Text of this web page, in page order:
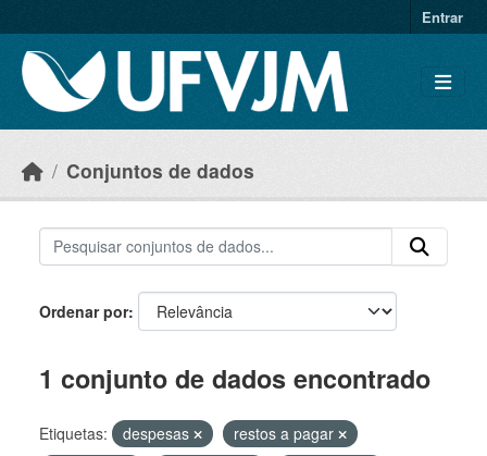
Entrar
Conjuntos de dados
Ordenar por
1 conjunto de dados encontrado
Etiquetas: despesas
restos a pagar